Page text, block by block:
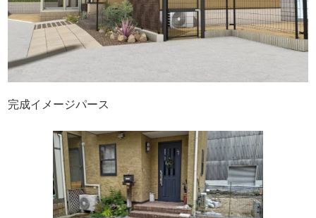
完成イメージパース